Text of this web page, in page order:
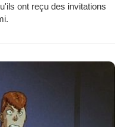
ont reçu des invitations